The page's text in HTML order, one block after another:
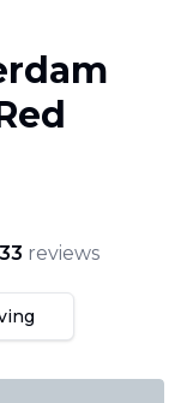
reviews